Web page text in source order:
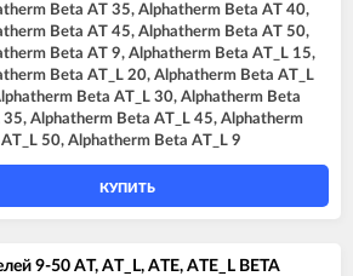
Beta AT 35, Alphatherm Beta AT 40,
Beta AT 45, Alphatherm Beta AT 50,
Beta AT 9, Alphatherm Beta AT_L 15,
Beta AT_L 20, Alphatherm Beta AT_L
Beta AT_L 30, Alphatherm Beta
35, Alphatherm Beta AT_L 45, Alphatherm
50, Alphatherm Beta AT_L 9
КУПИТЬ
9-50 AT, AT_L, ATE, ATE_L BETA